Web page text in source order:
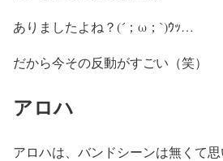
ありましたよね？(´；ω；`)ｳｯ…
だから今その反動がすごい（笑）
アロハ
アロハは、バンドシーンは無くて